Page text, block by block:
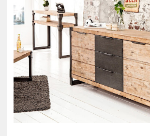
ZENE
MÉDIAAJÁNLAT
IMPRESSZUM
PR-ARCHÍVUM
ADATKEZELÉSI